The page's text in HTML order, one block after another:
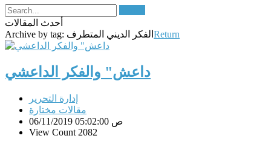
أحدث المقالات
Archive by tag: الفكر الديني المتطرف Return
داعش" والفكر الداعشي
إدارة التحرير
مقالات مختارة
06/11/2019 05:02:00 ص
View Count 2082